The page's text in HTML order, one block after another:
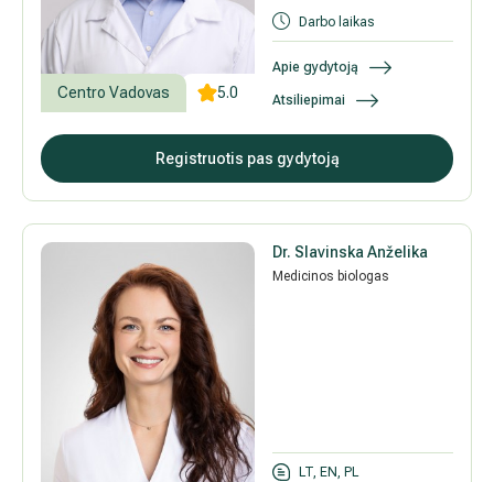
5.0
Centro Vadovas
Darbo laikas
Apie gydytoją
Atsiliepimai
Registruotis pas gydytoją
Dr. Slavinska Anželika
Medicinos biologas
LT, EN, PL